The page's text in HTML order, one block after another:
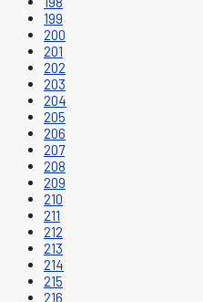
199
200
201
202
203
204
205
206
207
208
209
210
211
212
213
214
215
216